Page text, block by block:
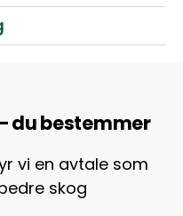
du bestemmer
vi en avtale som
skog